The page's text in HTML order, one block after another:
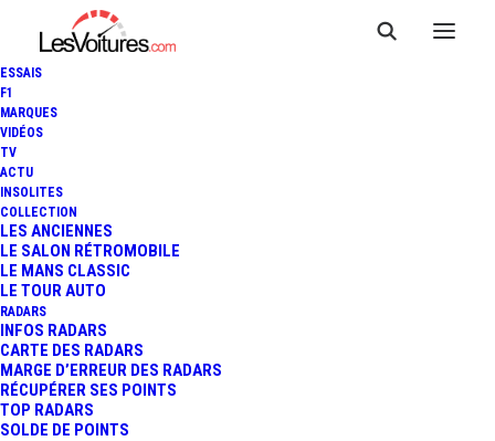
ESSAIS
F1
MARQUES
VIDÉOS
TV
ACTU
INSOLITES
COLLECTION
LES ANCIENNES
LE SALON RÉTROMOBILE
LE MANS CLASSIC
LE TOUR AUTO
RADARS
INFOS RADARS
CARTE DES RADARS
MARGE D’ERREUR DES RADARS
RÉCUPÉRER SES POINTS
TOP RADARS
SOLDE DE POINTS
personnage Playmobil